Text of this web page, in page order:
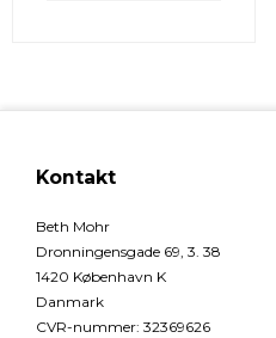
Kontakt
Beth Mohr
Dronningensgade 69, 3. 38
1420 København K
Danmark
CVR-nummer: 32369626